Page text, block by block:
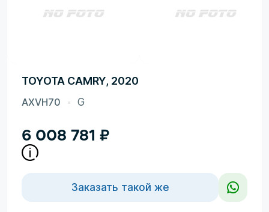
TOYOTA CAMRY, 2020
AXVH70 G
6 008 781 ₽
Заказать такой же